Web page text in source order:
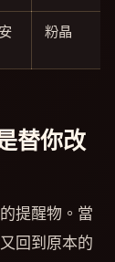
粉晶
替你改
提醒物。當
回到原本的